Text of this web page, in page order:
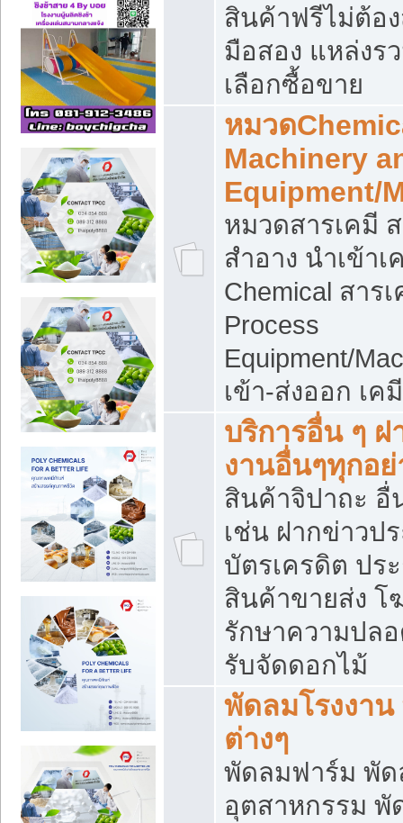
สินค้าฟรีไม่ต้อ
มือสอง แหล่งร
เลือกซื้อขาย
หมวด
Machinery
Equipment/
หมวดสารเคมี
สำอาง นำเข้
Chemical สาร
Process
Equipment/
เข้า-ส่งออก เ
บริการอื่น ๆ
งานอื่นๆทุกอ
สินค้าจิปาถะ อื่
เช่น ฝากข่าวป
บัตรเครดิต ปร
สินค้าขายส่ง
รักษาความปล
รับจัดดอกไม้
พัดลมโรงงา
ต่างๆ
พัดลมฟาร์ม พัด
อุตสาหกรรม